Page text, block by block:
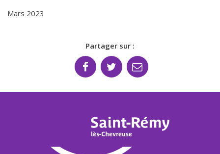
Mars 2023
Partager sur :